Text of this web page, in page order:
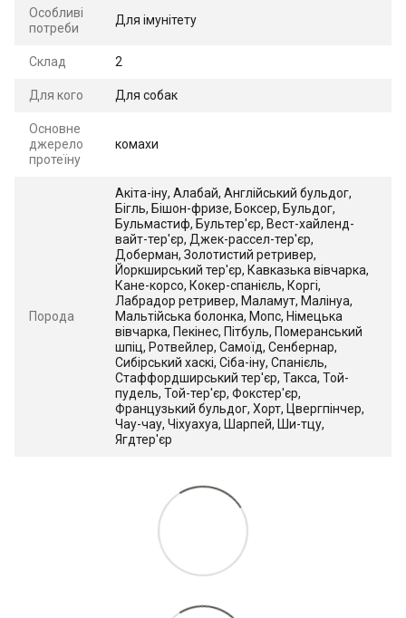
Особливі
потреби
Для імунітету
Склад 2
Для кого Для собак
Основне
джерело
протеїну
комахи
Порода
Акіта-іну, Алабай, Англійський бульдог,
Бігль, Бішон-фризе, Боксер, Бульдог,
Бульмастиф, Бультер'єр, Вест-хайленд-
вайт-тер'єр, Джек-рассел-тер'єр,
Доберман, Золотистий ретривер,
Йоркширський тер'єр, Кавказька вівчарка,
Кане-корсо, Кокер-спанієль, Коргі,
Лабрадор ретривер, Маламут, Малінуа,
Мальтійська болонка, Мопс, Німецька
вівчарка, Пекінес, Пітбуль, Померанський
шпіц, Ротвейлер, Самоїд, Сенбернар,
Сибірський хаскі, Сіба-іну, Спанієль,
Стаффордширський тер'єр, Такса, Той-
пудель, Той-тер'єр, Фокстер'єр,
Французький бульдог, Хорт, Цвергпінчер,
Чау-чау, Чіхуахуа, Шарпей, Ши-тцу,
Ягдтер'єр